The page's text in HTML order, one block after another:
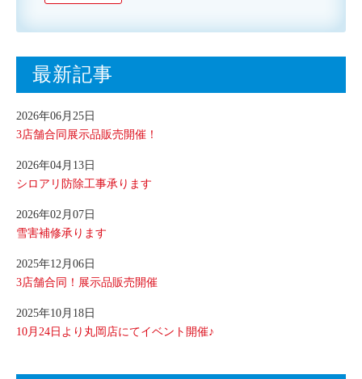
最新記事
2026年06月25日
3店舗合同展示品販売開催！
2026年04月13日
シロアリ防除工事承ります
2026年02月07日
雪害補修承ります
2025年12月06日
3店舗合同！展示品販売開催
2025年10月18日
10月24日より丸岡店にてイベント開催♪